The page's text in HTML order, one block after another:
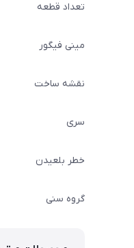
تعداد قطعه
مینی فیگور
نقشه ساخت
سری
خطر بلعیدن
گروه سنی